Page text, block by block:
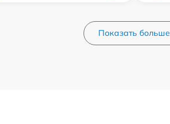
Показать больше